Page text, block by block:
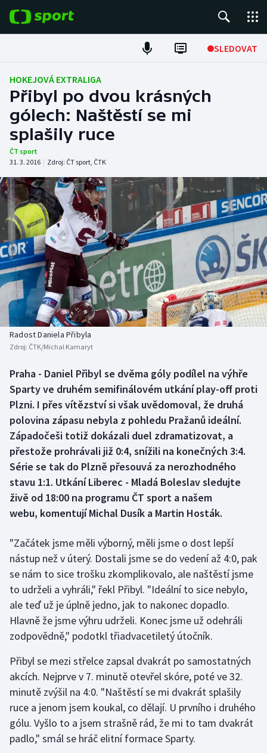
SLEDOVAT
Fotbal
Hokej
Tenis
Atletika
Cyklistika
DALŠÍ SPORTY
Americký fotbal
Baseball a softbal
Basketbal
Biatlon
Box
Curling
Dostihy
Florbal
Futsal
Gymnastika
Házená
Jezdectví
Krasobruslení
Lezení
Lyže a snowboard
NEPŘEHLÉDNĚTE
Soutěže
Historické návraty
Aplikace ČT sport
HOKEJOVÁ EXTRALIGA
Přibyl po dvou krásných
gólech: Naštěstí se mi
splašily ruce
ČT sport
31. 3. 2016 | Zdroj: ČT sport, ČTK
Radost Daniela Přibyla
Zdroj: ČTK/Michal Kamaryt
Praha - Daniel Přibyl se dvěma góly podílel na výhře
Sparty ve druhém semifinálovém utkání play-off proti
Plzni. I přes vítězství si však uvědomoval, že druhá
polovina zápasu nebyla z pohledu Pražanů ideální.
Západočeši totiž dokázali duel zdramatizovat, a
přestože prohrávali již 0:4, snížili na konečných 3:4.
Série se tak do Plzně přesouvá za nerozhodného
stavu 1:1. Utkání Liberec - Mladá Boleslav sledujte
živě od 18:00 na programu ČT sport a našem
webu, komentují Michal Dusík a Martin Hosták.
"Začátek jsme měli výborný, měli jsme o dost lepší
nástup než v úterý. Dostali jsme se do vedení až 4:0, pak
se nám to sice trošku zkomplikovalo, ale naštěstí jsme
to udrželi a vyhráli," řekl Přibyl. "Ideální to sice nebylo,
ale teď už je úplně jedno, jak to nakonec dopadlo.
Hlavně že jsme výhru udrželi. Konec jsme už odehráli
zodpovědně," podotkl třiadvacetiletý útočník.
Přibyl se mezi střelce zapsal dvakrát po samostatných
akcích. Nejprve v 7. minutě otevřel skóre, poté ve 32.
minutě zvýšil na 4:0. "Naštěstí se mi dvakrát splašily
ruce a jenom jsem koukal, co dělají. U prvního i druhého
gólu. Vyšlo to a jsem strašně rád, že mi to tam dvakrát
padlo," smál se hráč elitní formace Sparty.